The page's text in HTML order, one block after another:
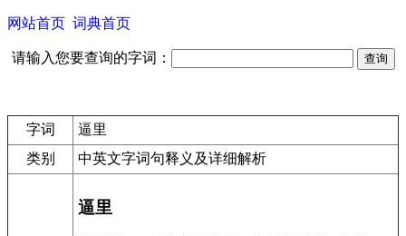
网站首页 词典首页
请输入您要查询的字词：
字词
逼里
类别
中英文字词句释义及详细解析
逼里